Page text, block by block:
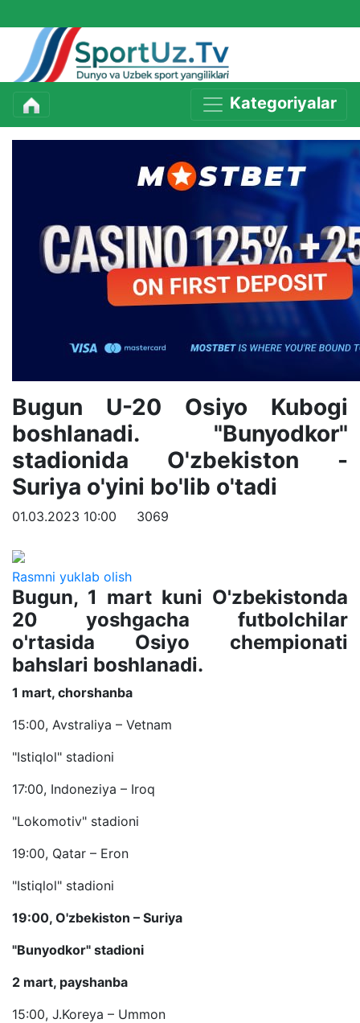
Kategoriyalar
Bugun U-20 Osiyo Kubogi
boshlanadi. "Bunyodkor"
stadionida O'zbekiston -
Suriya o'yini bo'lib o'tadi
01.03.2023 10:00 3069
Rasmni yuklab olish
Bugun, 1 mart kuni O'zbekistonda
20 yoshgacha futbolchilar
o'rtasida Osiyo chempionati
bahslari boshlanadi.
1 mart, chorshanba
15:00, Avstraliya – Vetnam
"Istiqlol" stadioni
17:00, Indoneziya – Iroq
"Lokomotiv" stadioni
19:00, Qatar – Eron
"Istiqlol" stadioni
19:00, O'zbekiston – Suriya
"Bunyodkor" stadioni
2 mart, payshanba
15:00, J.Koreya – Ummon